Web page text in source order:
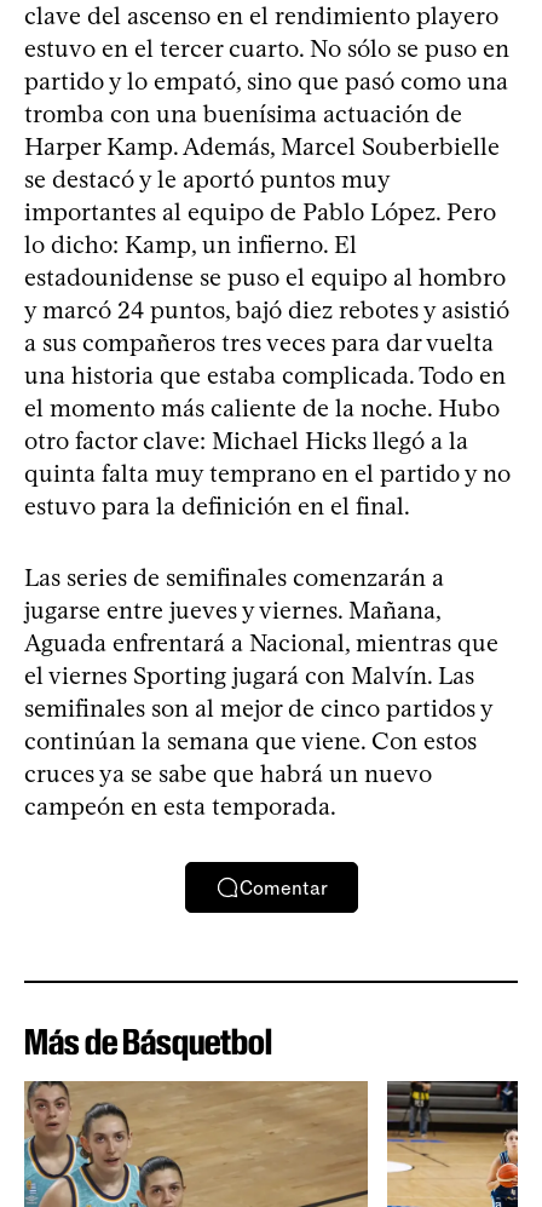
clave del ascenso en el rendimiento playero
estuvo en el tercer cuarto. No sólo se puso en
partido y lo empató, sino que pasó como una
tromba con una buenísima actuación de
Harper Kamp. Además, Marcel Souberbielle
se destacó y le aportó puntos muy
importantes al equipo de Pablo López. Pero
lo dicho: Kamp, un infierno. El
estadounidense se puso el equipo al hombro
y marcó 24 puntos, bajó diez rebotes y asistió
a sus compañeros tres veces para dar vuelta
una historia que estaba complicada. Todo en
el momento más caliente de la noche. Hubo
otro factor clave: Michael Hicks llegó a la
quinta falta muy temprano en el partido y no
estuvo para la definición en el final.
Las series de semifinales comenzarán a
jugarse entre jueves y viernes. Mañana,
Aguada enfrentará a Nacional, mientras que
el viernes Sporting jugará con Malvín. Las
semifinales son al mejor de cinco partidos y
continúan la semana que viene. Con estos
cruces ya se sabe que habrá un nuevo
campeón en esta temporada.
Comentar
Más de Básquetbol